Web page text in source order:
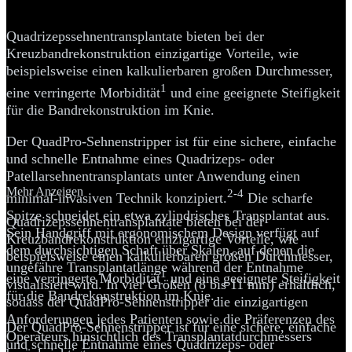
Quadrizepssehnentransplantate bieten bei der
Kreuzbandrekonstruktion einzigartige Vorteile, wie
beispielsweise einen kalkulierbaren großen Durchmesser,
eine verringerte Morbidität1 und eine geeignete Steifigkeit
für die Bandrekonstruktion im Knie.
Der QuadPro-Sehnenstripper ist für eine sichere, einfache
und schnelle Entnahme eines Quadrizeps- oder
Patellarsehnentransplantats unter Anwendung einen
minimal-invasiven Technik konzipiert.2-4 Die scharfe
Spitze schneidet ein etwa zylindrisches Transplantat aus.
Sein Handgriff mit ergonomischem Design verfügt auf
dem durchsichtigen Schaft über Skalen, auf denen die
ungefähre Transplantatlänge während der Entnahme
visualisiert wird. In vier Größen (8 bis 11 mm) erhältlich,
sodass der QuadPro-Sehnenstripper die einzigartigen
Anforderungen jedes Patienten sowie die Präferenzen des
Operateurs hinsichtlich des Transplantatdurchmessers
Mehr Anzeigen
Quadrizepssehnentransplantate bieten bei der
Kreuzbandrekonstruktion einzigartige Vorteile, wie
beispielsweise einen kalkulierbaren großen Durchmesser,
eine verringerte Morbidität1und eine geeignete Steifigkeit
für die Bandrekonstruktion im Knie.
Der QuadPro-Sehnenstripper ist für eine sichere, einfache
und schnelle Entnahme eines Quadrizeps- oder